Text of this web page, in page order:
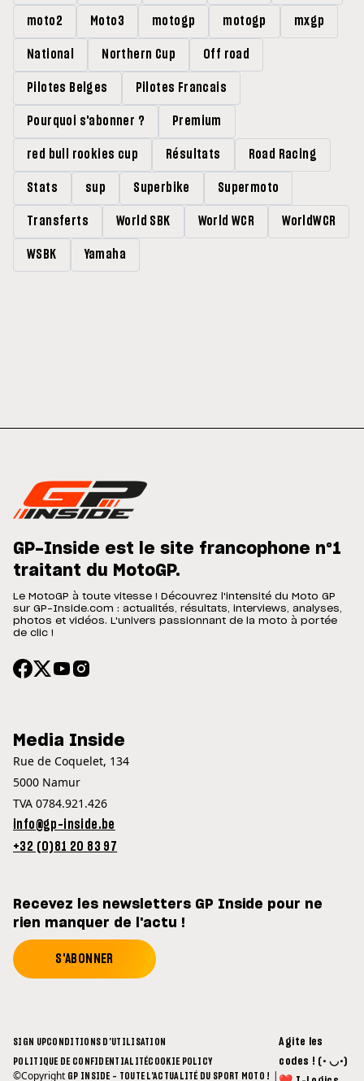
moto2 Moto3 motogp motogp mxgp
National Northern Cup Off road
Pilotes Belges Pilotes Francais
Pourquoi s'abonner ? Premium
red bull rookies cup Résultats Road Racing
Stats sup Superbike Supermoto
Transferts World SBK World WCR WorldWCR
WSBK Yamaha
GP-Inside est le site francophone n°1
traitant du MotoGP.
Le MotoGP à toute vitesse ! Découvrez l'intensité du Moto GP
sur GP-Inside.com : actualités, résultats, interviews, analyses,
photos et vidéos. L'univers passionnant de la moto à portée
de clic !
Media Inside
Rue de Coquelet, 134
5000 Namur
TVA 0784.921.426
info@gp-inside.be
+32 (0)81 20 83 97
Recevez les newsletters GP Inside pour ne
rien manquer de l'actu !
S'ABONNER
SIGN UPCONDITIONS D'UTILISATION
POLITIQUE DE CONFIDENTIALITÉCOOKIE POLICY
©Copyright GP INSIDE - TOUTE L'ACTUALITÉ DU SPORT MOTO ! |
Agite les
codes ! (• ◡•)